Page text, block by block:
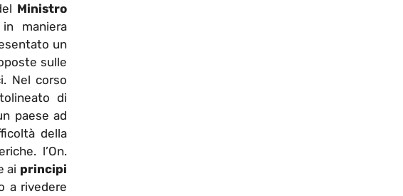
Ministro
maniera
un
sulle
Nel corso
di
paese ad
della
l’On.
ai principi
a rivedere